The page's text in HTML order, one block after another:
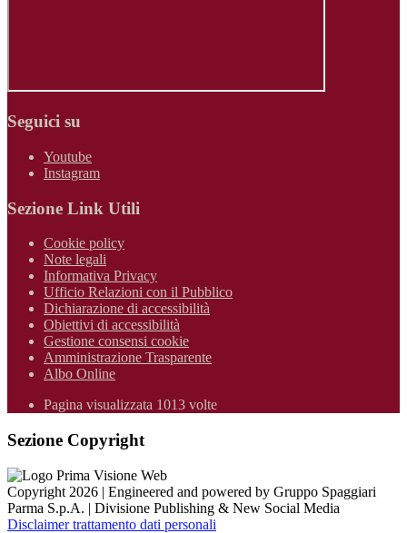
Seguici su
Youtube
Instagram
Sezione Link Utili
Cookie policy
Note legali
Informativa Privacy
Ufficio Relazioni con il Pubblico
Dichiarazione di accessibilità
Obiettivi di accessibilità
Gestione consensi cookie
Amministrazione Trasparente
Albo Online
Pagina visualizzata 1013 volte
Sezione Copyright
Copyright 2026 | Engineered and powered by Gruppo Spaggiari
Parma S.p.A. | Divisione Publishing & New Social Media
Disclaimer trattamento dati personali